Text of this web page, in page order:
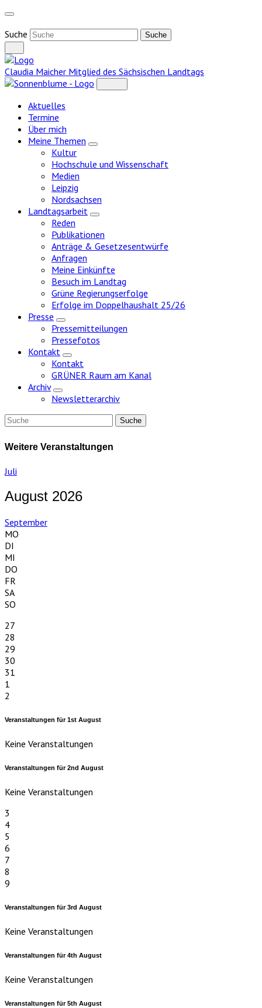
Weiter
Inhalt
Suche
Claudia Maicher Mitglied des Sächsischen Landtags
Aktuelles
Termine
Über mich
Meine Themen
Zeige
Kultur
Hochschule und Wissenschaft
Medien
Leipzig
Nordsachsen
Landtagsarbeit
Zeige
Reden
Publikationen
Anträge & Gesetzesentwürfe
Anfragen
Meine Einkünfte
Besuch im Landtag
Grüne Regierungserfolge
Erfolge im Doppelhaushalt 25/26
Presse
Zeige
Untermenü
Pressemitteilungen
Pressefotos
Kontakt
Zeige
Untermenü
Kontakt
GRÜNER Raum am Kanal
Archiv
Zeige
Untermenü
Newsletterarchiv
Weitere Veranstaltungen
Juli
August 2026
September
MO
DI
MI
DO
FR
SA
SO
27
28
29
30
31
1
2
Veranstaltungen für1st August
Keine Veranstaltungen
Veranstaltungen für2nd August
Keine Veranstaltungen
3
4
5
6
7
8
9
Veranstaltungen für3rd August
Keine Veranstaltungen
Veranstaltungen für4th August
Keine Veranstaltungen
Veranstaltungen für5th August